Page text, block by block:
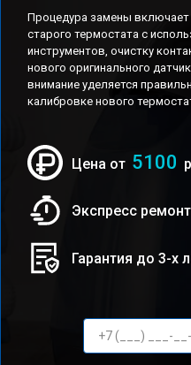
Процедура замены
старого термостата с
инструментов, очистку
нового оригинального
внимание уделяется
калибровке нового
Цена от 5100
Экспресс
Гарантия до 3-х